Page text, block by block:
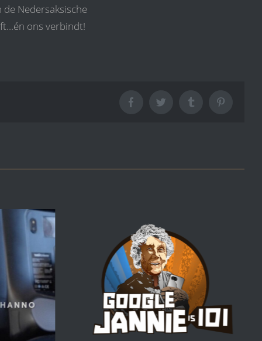
de Nedersaksische
ons verbindt!
FacebookTwitter TumblrPinterest